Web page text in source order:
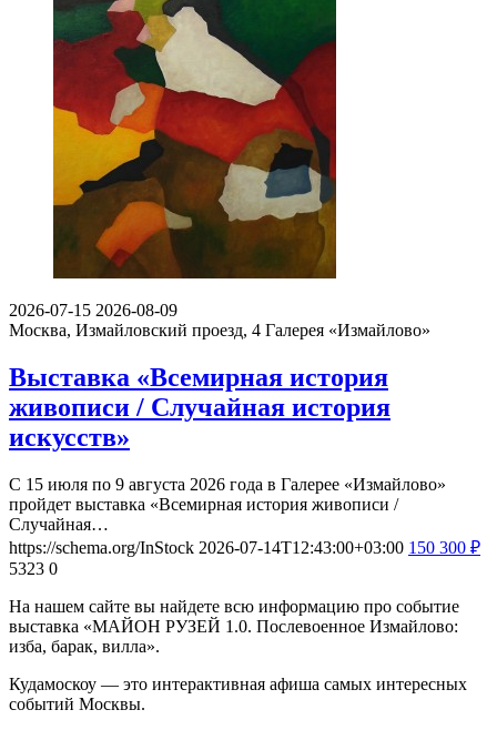
2026-07-15 2026-08-09
Москва, Измайловский проезд, 4 Галерея «Измайлово»
Выставка «Всемирная история
живописи / Случайная история
искусств»
С 15 июля по 9 августа 2026 года в Галерее «Измайлово»
пройдет выставка «Всемирная история живописи /
Случайная…
https://schema.org/InStock 2026-07-14T12:43:00+03:00 150 300 ₽
5323 0
На нашем сайте вы найдете всю информацию про событие
выставка «МАЙОН РУЗЕЙ 1.0. Послевоенное Измайлово:
изба, барак, вилла».
Кудамоскоу — это интерактивная афиша самых интересных
событий Москвы.